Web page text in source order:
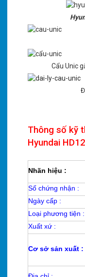
Cẩu Unic
Thông số kỹ
Hyundai
Nhãn hiệu :
Số chứng nhận :
Ngày cấp :
Loại phương tiện :
Xuất xứ :
Cơ sở sản xuất :